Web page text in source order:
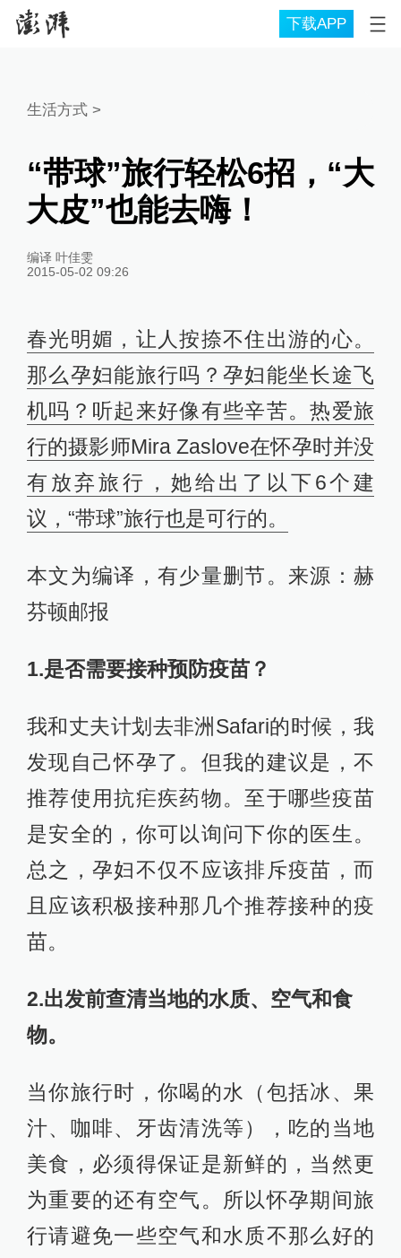
下载APP
生活方式>
“带球”旅行轻松6招，“大
大皮”也能去嗨！
编译 叶佳雯
2015-05-02 09:26
春光明媚，让人按捺不住出游的心。
那么孕妇能旅行吗？孕妇能坐长途飞
机吗？听起来好像有些辛苦。热爱旅
行的摄影师Mira Zaslove在怀孕时并没
有放弃旅行，她给出了以下6个建
议，“带球”旅行也是可行的。
本文为编译，有少量删节。来源：赫
芬顿邮报
1.是否需要接种预防疫苗？
我和丈夫计划去非洲Safari的时候，我
发现自己怀孕了。但我的建议是，不
推荐使用抗疟疾药物。至于哪些疫苗
是安全的，你可以询问下你的医生。
总之，孕妇不仅不应该排斥疫苗，而
且应该积极接种那几个推荐接种的疫
苗。
2.出发前查清当地的水质、空气和食
物。
当你旅行时，你喝的水（包括冰、果
汁、咖啡、牙齿清洗等），吃的当地
美食，必须得保证是新鲜的，当然更
为重要的还有空气。所以怀孕期间旅
行请避免一些空气和水质不那么好的